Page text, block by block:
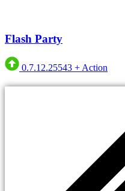
Flash Party
0.7.12.25543 + Action